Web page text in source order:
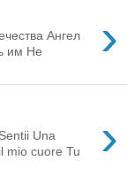
›
Ангел
им Не
›
Una
mio cuore Tu